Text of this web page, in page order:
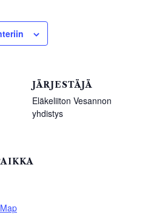
s
A
e
JÄRJESTÄJÄ
Eläkeliiton Vesannon
yhdistys